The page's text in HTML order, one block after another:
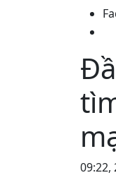
09:22,